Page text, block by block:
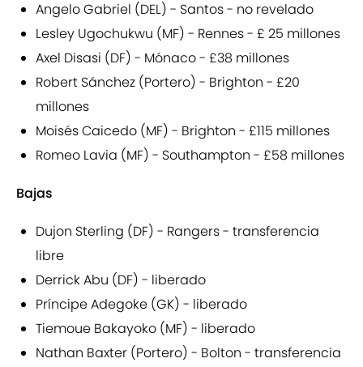
Angelo Gabriel (DEL) - Santos - no revelado
Lesley Ugochukwu (MF) - Rennes - £ 25 millones
Axel Disasi (DF) - Mónaco - £38 millones
Robert Sánchez (Portero) - Brighton - £20
millones
Moisés Caicedo (MF) - Brighton - £115 millones
Romeo Lavia (MF) - Southampton - £58 millones
Bajas
Dujon Sterling (DF) - Rangers - transferencia
libre
Derrick Abu (DF) - liberado
Príncipe Adegoke (GK) - liberado
Tiemoue Bakayoko (MF) - liberado
Nathan Baxter (Portero) - Bolton - transferencia